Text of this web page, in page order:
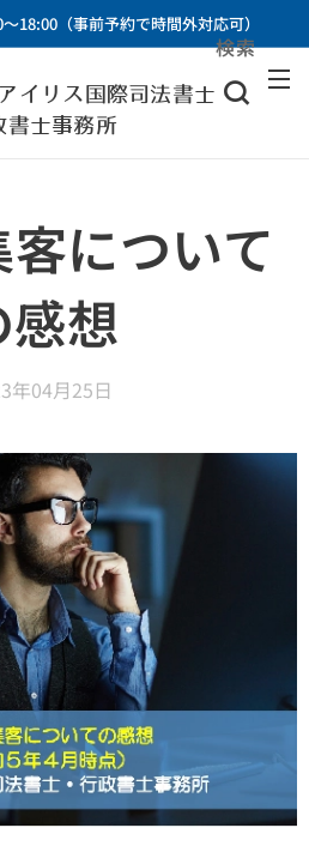
18:00（事前予約で時間外対応可）
イリス国際司法書士・
書士事務所
検索
について
感想
年04月25日